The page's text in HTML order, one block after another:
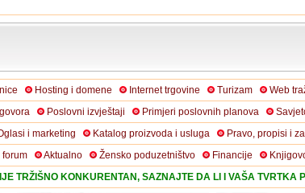
Hosting i domene Internet trgovine Turizam
Web
Poslovni izvještaji Primjeri poslovnih planova
i marketing Katalog proizvoda i usluga
Pravo, propisi i
forum Aktualno Žensko poduzetništvo Financije
TRŽIŠNO KONKURENTAN, SAZNAJTE DA LI I VAŠA TVRTKA